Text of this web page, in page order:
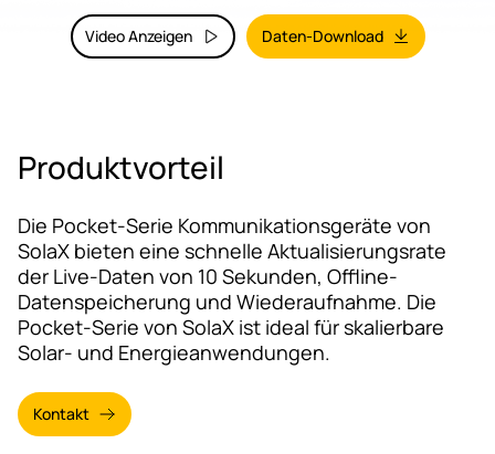
Video Anzeigen Daten-Download
Produktvorteil
Die Pocket-Serie Kommunikationsgeräte von
SolaX bieten eine schnelle Aktualisierungsrate
der Live-Daten von 10 Sekunden, Offline-
Datenspeicherung und Wiederaufnahme. Die
Pocket-Serie von SolaX ist ideal für skalierbare
Solar- und Energieanwendungen.
Kontakt